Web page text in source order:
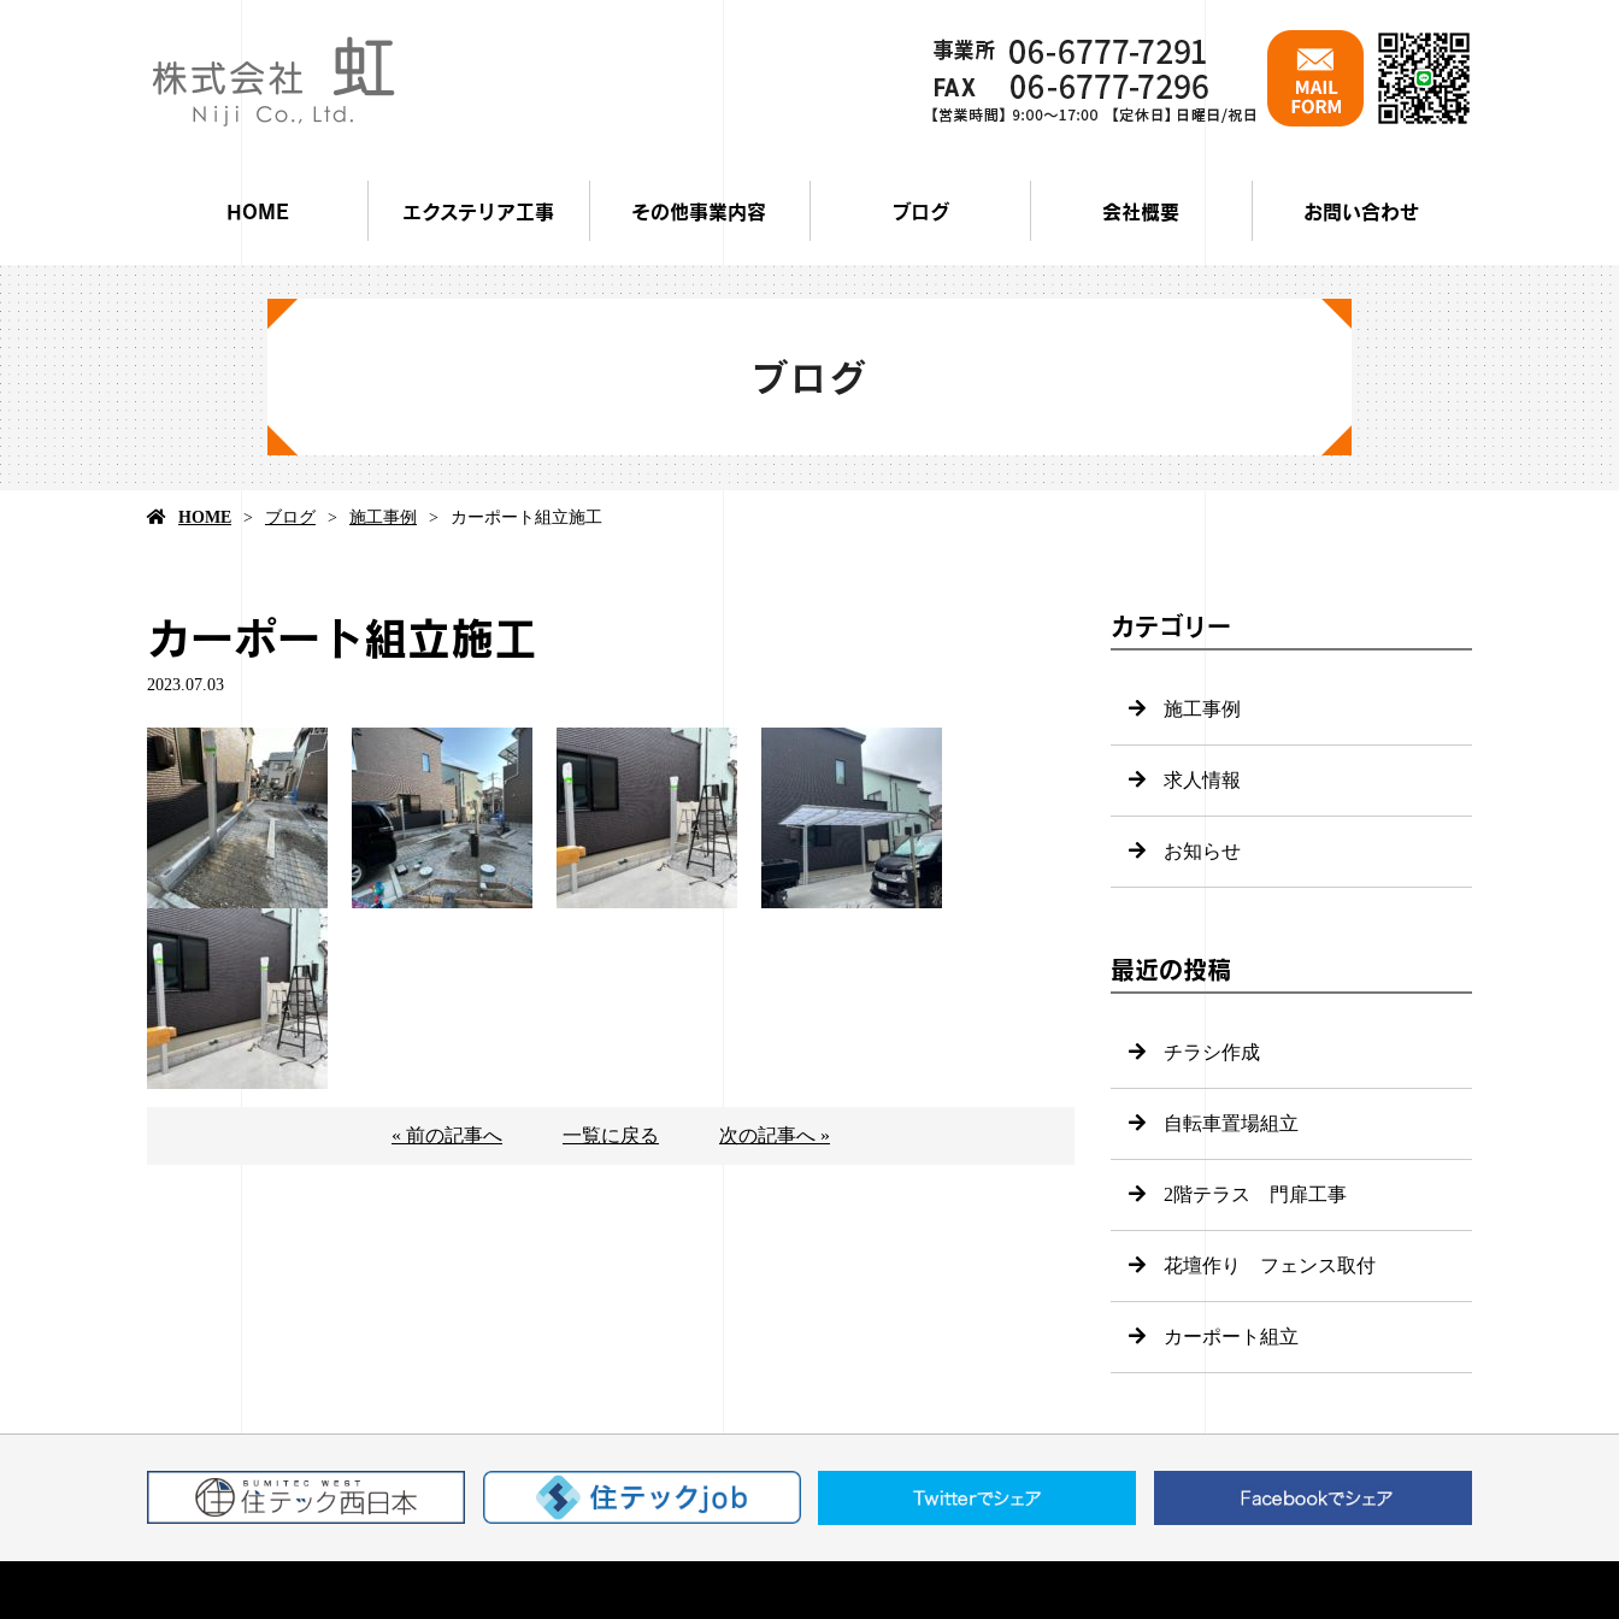
HOME エクステリア工事 その他事業内容 ブログ 会社概要 お問い合わせ
ブログ
HOME ブログ 施工事例 カーポート組立施工
カーポート組立施工
2023.07.03
« 前の記事へ 一覧に戻る 次の記事へ »
カテゴリー
施工事例
求人情報
お知らせ
最近の投稿
チラシ作成
自転車置場組立
2階テラス 門扉工事
花壇作り フェンス取付
カーポート組立